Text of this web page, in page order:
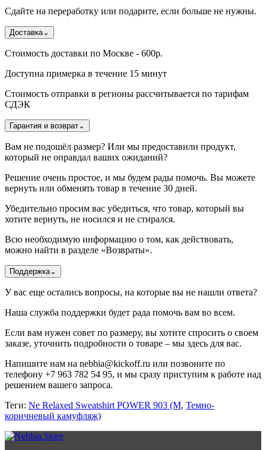
Сдайте на переработку или подарите, если больше не нужны.
Доставка⌄
Стоимость доставки по Москве - 600р.
Доступна примерка в течение 15 минут
Стоимость отправки в регионы рассчитывается по тарифам
СДЭК
Гарантия и возврат⌄
Вам не подошёл размер? Или мы предоставили продукт,
который не оправдал ваших ожиданий?
Решение очень простое, и мы будем рады помочь. Вы можете
вернуть или обменять товар в течение 30 дней.
Убедительно просим вас убедиться, что товар, который вы
хотите вернуть, не носился и не стирался.
Всю необходимую информацию о том, как действовать,
можно найти в разделе «Возвраты».
Поддержка⌄
У вас еще остались вопросы, на которые вы не нашли ответа?
Наша служба поддержки будет рада помочь вам во всем.
Если вам нужен совет по размеру, вы хотите спросить о своем
заказе, уточнить подробности о товаре – мы здесь для вас.
Напишите нам на nebbia@kickoff.ru или позвоните по
телефону +7 963 782 54 95, и мы сразу приступим к работе над
решением вашего запроса.
Теги: Ne Relaxed Sweatshirt POWER 903 (M, Темно-
коричневый камуфляж)